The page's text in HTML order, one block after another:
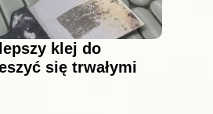
klej do
się trwałymi